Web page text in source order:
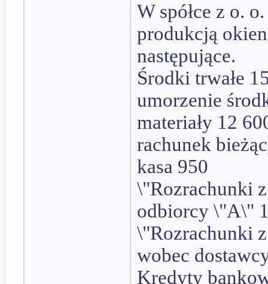
W spółce z o.
produkcją
następujące.
Środki trwałe
umorzenie
materiały 12
rachunek
kasa 950
\"Rozrachunki
odbiorcy \"A\"
\"Rozrachunki
wobec
Kredyty